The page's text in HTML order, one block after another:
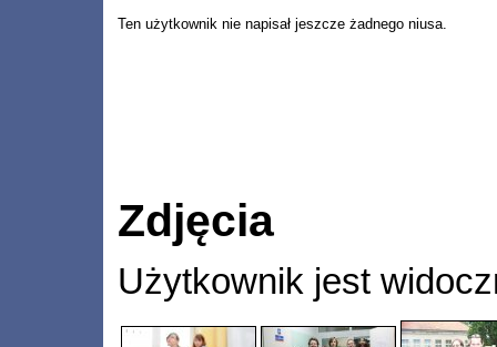
Ten użytkownik nie napisał jeszcze żadnego niusa.
Zdjęcia
Użytkownik jest